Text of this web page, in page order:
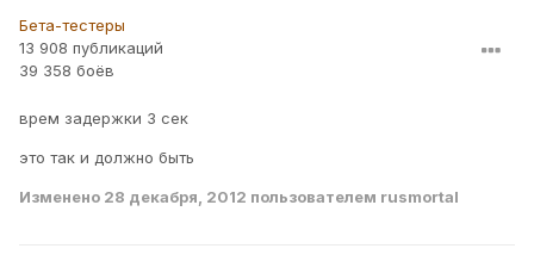
Бета-тестеры
13 908 публикаций
39 358 боёв
врем задержки 3 сек
это так и должно быть
Изменено 28 декабря, 2012 пользователем rusmortal